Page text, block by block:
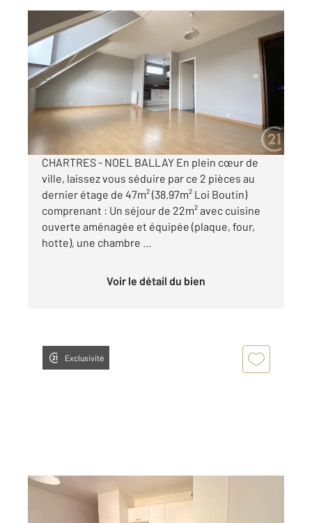
CHARTRES 28
47 m
, 2 pièces
Ref : 27947
Appartement F2 à louer
540 €
par mois charges comprises
CHARTRES - NOEL BALLAY En plein cœur de
ville, laissez vous séduire par ce 2 pièces au
dernier étage de 47m² (38.97m² Loi Boutin)
comprenant : Un séjour de 22m² avec cuisine
ouverte aménagée et équipée (plaque, four,
hotte), une chambre ...
Voir le détail du bien
Exclusivité
CHARTRES 28
, 1 pièce